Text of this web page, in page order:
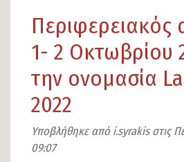
για
τον
Περιφερειακός
1- 2 Οκτωβρίου
την ονομασία
2022
Υποβλήθηκε από i.syrakisστις
09:07